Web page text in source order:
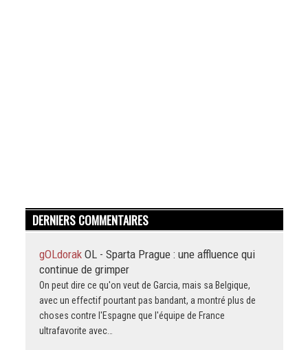
DERNIERS COMMENTAIRES
gOLdorak OL - Sparta Prague : une affluence qui
continue de grimper
On peut dire ce qu'on veut de Garcia, mais sa Belgique,
avec un effectif pourtant pas bandant, a montré plus de
choses contre l'Espagne que l'équipe de France
ultrafavorite avec…